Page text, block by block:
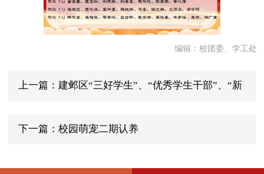
编辑：校团委、学工处
上一篇：建邺区“三好学生”、“优秀学生干部”、“新
下一篇：校园萌宠二期认养